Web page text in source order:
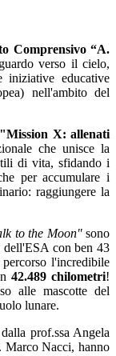
Comprensivo “A.
verso il cielo,
iniziative educative
nell'ambito del
"Mission X: allenati
che unisce la
di vita, sfidando i
per accumulare i
raggiungere la
to the Moon"sono
dell'ESA con ben 43
l'incredibile
42.489 chilometri!
alle mascotte del
lunare.
prof.ssa Angela
Nacci, hanno